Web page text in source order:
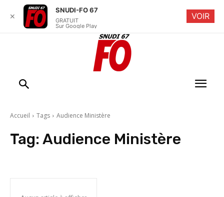
Accueil Tags Audience Ministère
Tag: Audience Ministère
✕
SNUDI-FO 67
GRATUIT
Sur Google Play
VOIR